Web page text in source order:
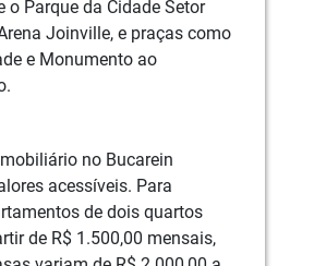
o Parque da Cidade Setor
Joinville, e praças como
e Monumento ao
no Bucarein
acessíveis. Para
de dois quartos
de R$ 1.500,00 mensais,